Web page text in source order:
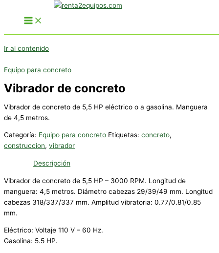
Ir al contenido
Equipo para concreto
Vibrador de concreto
Vibrador de concreto de 5,5 HP eléctrico o a gasolina. Manguera
de 4,5 metros.
Categoría: Equipo para concreto Etiquetas: concreto,
construccion, vibrador
Descripción
Vibrador de concreto de 5,5 HP – 3000 RPM. Longitud de
manguera: 4,5 metros. Diámetro cabezas 29/39/49 mm. Longitud
cabezas 318/337/337 mm. Amplitud vibratoria: 0.77/0.81/0.85
mm.
Eléctrico: Voltaje 110 V – 60 Hz.
Gasolina: 5.5 HP.